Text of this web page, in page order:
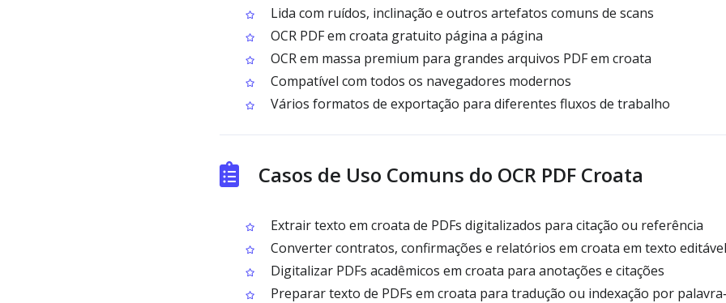
Lida com ruídos, inclinação e outros artefatos comuns de scans
OCR PDF em croata gratuito página a página
OCR em massa premium para grandes arquivos PDF em croata
Compatível com todos os navegadores modernos
Vários formatos de exportação para diferentes fluxos de trabalho
Casos de Uso Comuns do OCR PDF Croata
Extrair texto em croata de PDFs digitalizados para citação ou referência
Converter contratos, confirmações e relatórios em croata em texto editável
Digitalizar PDFs acadêmicos em croata para anotações e citações
Preparar texto de PDFs em croata para tradução ou indexação por